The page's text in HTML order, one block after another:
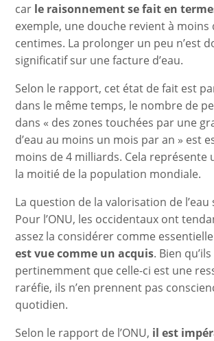
car le raisonnement se fait en
exemple, une douche revient à moins
centimes. La prolonger un peu n’est
significatif sur une facture d’eau.
Selon le rapport, cet état de fait est
dans le même temps, le nombre de
dans « des zones touchées par une
d’eau au moins un mois par an » est
moins de 4 milliards. Cela représente
la moitié de la population mondiale.
La question de la valorisation de l’eau
Pour l’ONU, les occidentaux ont
assez la considérer comme
est vue comme un acquis. Bien
pertinemment que celle-ci est une
raréfie, ils n’en prennent pas
quotidien.
Selon le rapport de l’ONU, il est